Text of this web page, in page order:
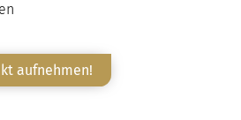
aufnehmen!